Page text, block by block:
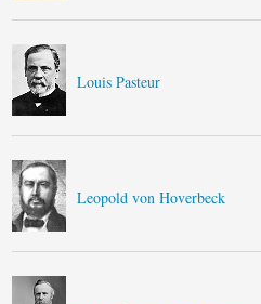
Louis Pasteur
Leopold von Hoverbeck